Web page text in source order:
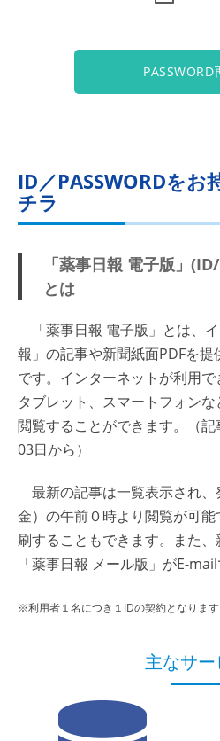
PASSWORD
ID／PASSWORDをお
チラ
「薬事日報 電子版」
とは
「薬事日報 電子版」とは、
報」の記事や新聞紙面PDFを
です。インターネットが利用で
タブレット、スマートフォン
閲覧することができます。（
03日から）
最新の記事は一覧表示され、
金）の午前０時より閲覧が可
刷することもできます。また
「薬事日報 メール版」がE-mail
※利用者１名につき１IDの契約となります
主なサー